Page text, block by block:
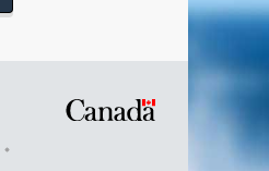
Symbole